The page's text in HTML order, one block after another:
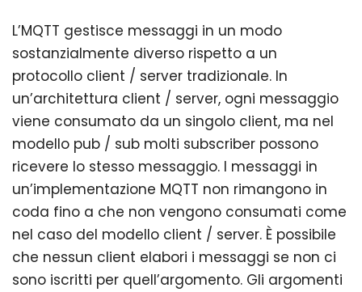
L’MQTT gestisce messaggi in un modo
sostanzialmente diverso rispetto a un
protocollo client / server tradizionale. In
un’architettura client / server, ogni messaggio
viene consumato da un singolo client, ma nel
modello pub / sub molti subscriber possono
ricevere lo stesso messaggio. I messaggi in
un’implementazione MQTT non rimangono in
coda fino a che non vengono consumati come
nel caso del modello client / server. È possibile
che nessun client elabori i messaggi se non ci
sono iscritti per quell’argomento. Gli argomenti